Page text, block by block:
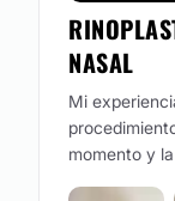
NASAL
Mi
momento y